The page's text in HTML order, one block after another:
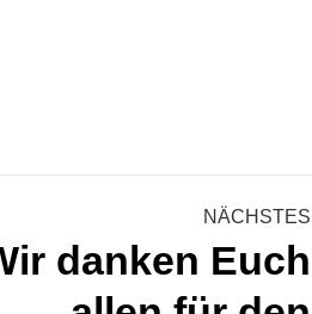
NÄCHSTES
danken Euch